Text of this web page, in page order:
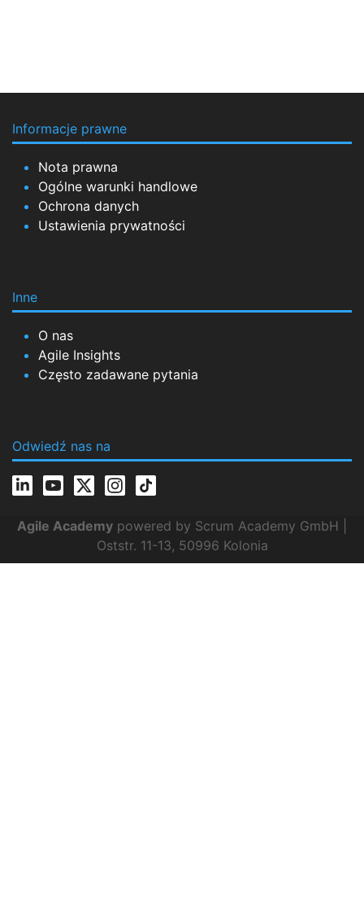
Informacje prawne
Nota prawna
Ogólne warunki handlowe
Ochrona danych
Ustawienia prywatności
Inne
O nas
Agile Insights
Często zadawane pytania
Odwiedź nas na
Agile Academy powered by Scrum Academy GmbH |
Oststr. 11-13, 50996 Kolonia